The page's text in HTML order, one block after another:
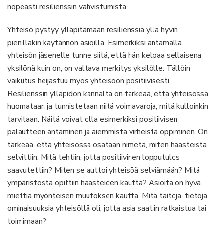
nopeasti resilienssin vahvistumista.
Yhteisö pystyy ylläpitämään resilienssiä yllä hyvin
pienilläkin käytännön asioilla. Esimerkiksi antamalla
yhteisön jäsenelle tunne siitä, että hän kelpaa sellaisena
yksilönä kuin on, on valtava merkitys yksilölle. Tällöin
vaikutus heijastuu myös yhteisöön positiivisesti.
Resilienssin ylläpidon kannalta on tärkeää, että yhteisössä
huomataan ja tunnistetaan niitä voimavaroja, mitä kulloinkin
tarvitaan. Näitä voivat olla esimerkiksi positiivisen
palautteen antaminen ja aiemmista virheistä oppiminen. On
tärkeää, että yhteisössä osataan nimetä, miten haasteista
selvittiin. Mitä tehtiin, jotta positiivinen lopputulos
saavutettiin? Miten se auttoi yhteisöä selviämään? Mitä
ympäristöstä opittiin haasteiden kautta? Asioita on hyvä
miettiä myönteisen muutoksen kautta. Mitä taitoja, tietoja,
ominaisuuksia yhteisöllä oli, jotta asia saatiin ratkaistua tai
toimimaan?